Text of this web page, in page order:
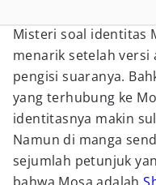
Misteri soal identitas
menarik setelah versi
pengisi suaranya.
yang terhubung ke
identitasnya makin
Namun di manga
sejumlah petunjuk